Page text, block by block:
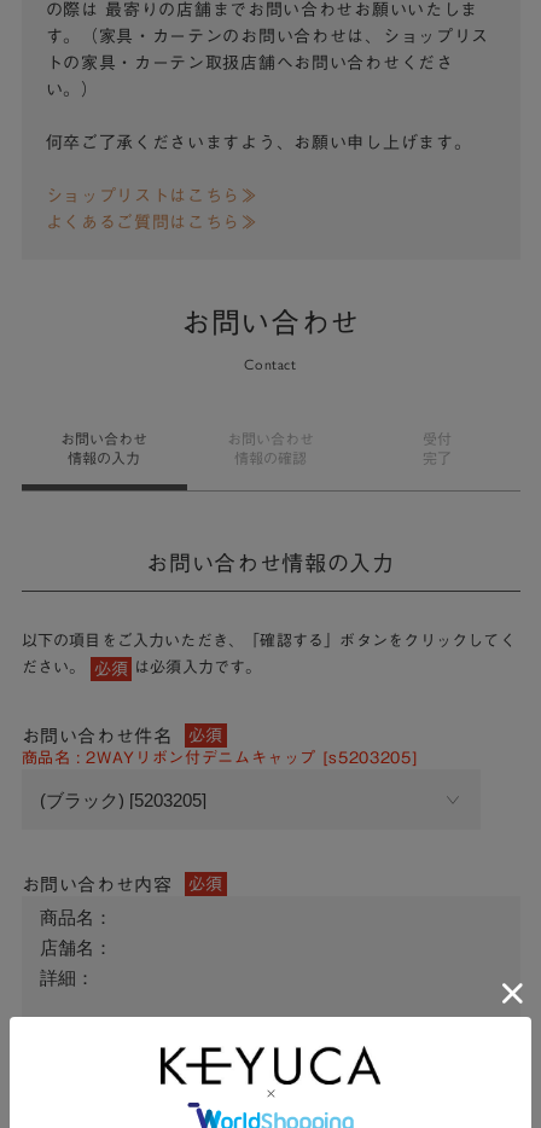
の際は
最寄りの店舗までお問い合わせお願いいたしま
す。（家具・カーテンのお問い合わせは、ショップリス
トの家具・カーテン取扱店舗へお問い合わせくださ
い。）
何卒ご了承くださいますよう、お願い申し上げます。
ショップリストはこちら≫
よくあるご質問はこちら≫
お問い合わせ
Contact
お問い合わせ
情報の入力
お問い合わせ
情報の確認
受付
完了
お問い合わせ情報の入力
以下の項目をご入力いただき、「確認する」ボタンをクリックしてく
ださい。
必須 は必須入力です。
お問い合わせ件名 必須
商品名 : 2WAYリボン付デニムキャップ [s5203205]
お問い合わせ内容 必須